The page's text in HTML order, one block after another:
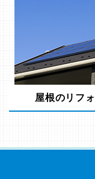
屋根のリフ